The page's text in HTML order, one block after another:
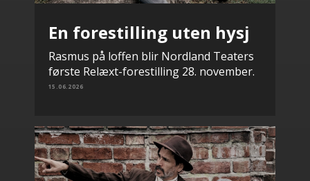
En forestilling uten hysj
Rasmus på loffen blir Nordland Teaters
første Relæxt-forestilling 28. november.
15.06.2026